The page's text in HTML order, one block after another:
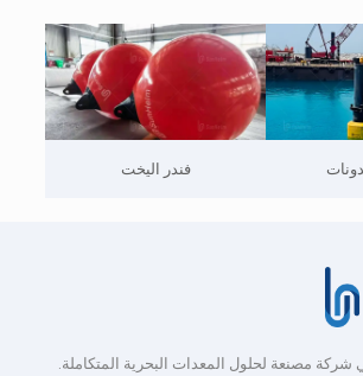
فندر اليخت
مصنعة لحلول المعدات البحرية المتكاملة.